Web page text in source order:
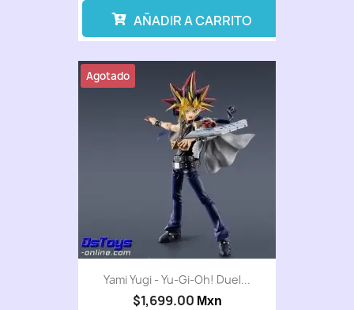
AÑADIR A CARRITO
Yami Yugi - Yu-Gi-Oh! Duel...
$1,699.00 Mxn
Agotado